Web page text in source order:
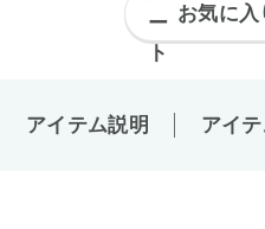
お気に入
アイテム説明 アイ